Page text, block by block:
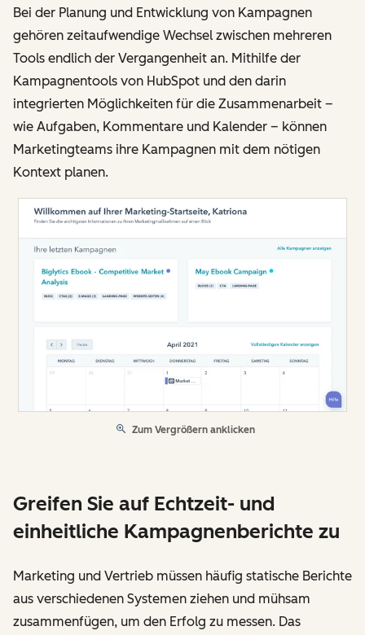
Bei der Planung und Entwicklung von Kampagnen
gehören zeitaufwendige Wechsel zwischen mehreren
Tools endlich der Vergangenheit an. Mithilfe der
Kampagnentools von HubSpot und den darin
integrierten Möglichkeiten für die Zusammenarbeit –
wie Aufgaben, Kommentare und Kalender – können
Marketingteams ihre Kampagnen mit dem nötigen
Kontext planen.
Zum Vergrößern anklicken
Greifen Sie auf Echtzeit- und
einheitliche Kampagnenberichte zu
Marketing und Vertrieb müssen häufig statische Berichte
aus verschiedenen Systemen ziehen und mühsam
zusammenfügen, um den Erfolg zu messen. Das